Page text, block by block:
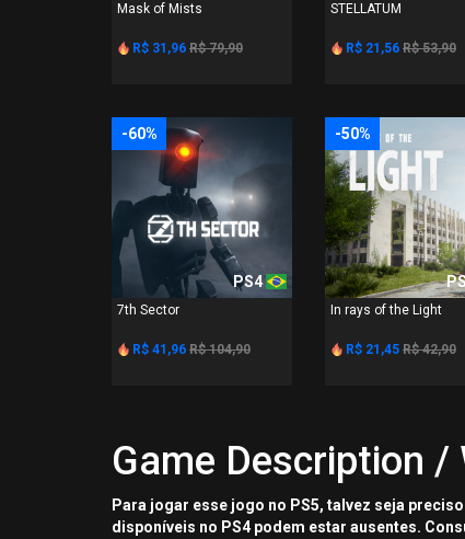
Mask of Mists
R$ 31,96 R$ 79,90
STELLATUM
R$ 21,56 R$ 53,90
-60%
PS4
7th Sector
R$ 41,96 R$ 104,90
-50%
In rays of the Light
R$ 21,45 R$ 42,90
Game Description /
Para jogar esse jogo no PS5, talvez seja
disponíveis no PS4 podem estar ausentes.